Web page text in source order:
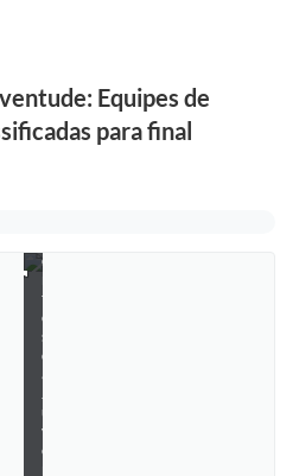
Equipes de
para final
o
s
J
o
e
t
o
s
d
a
u
v
e